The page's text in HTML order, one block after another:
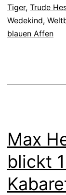
Tiger, Trude
Wedekind,
blauen Affen
Max
blickt